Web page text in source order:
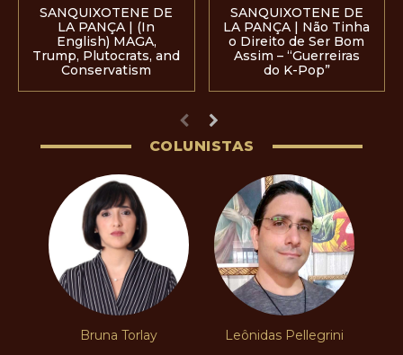
SANQUIXOTENE DE
LA PANÇA | (In
English) MAGA,
Trump, Plutocrats, and
Conservatism
SANQUIXOTENE DE
LA PANÇA | Não Tinha
o Direito de Ser Bom
Assim – “Guerreiras
do K-Pop”
COLUNISTAS
Bruna Torlay Leônidas Pellegrini